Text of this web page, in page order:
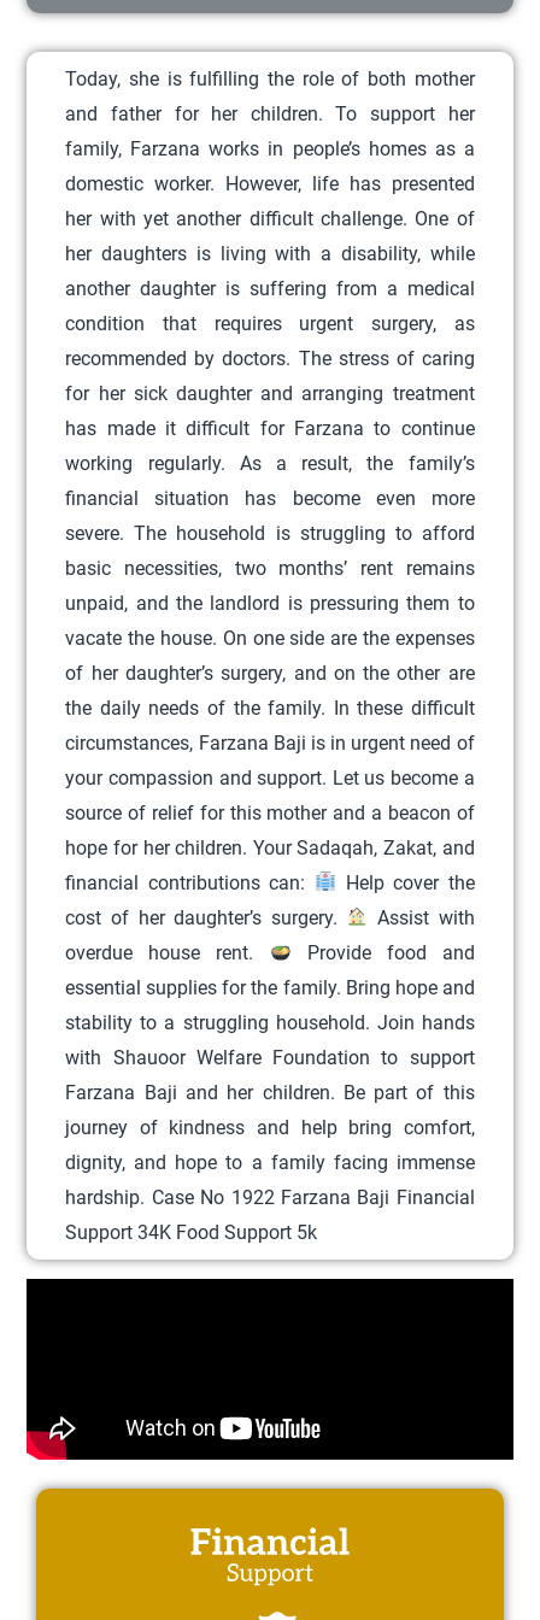
r
o
d
u
c
t
h
a
s
m
u
l
t
p
v
a
r
i
a
n
t
s
.
T
h
e
o
p
t
i
o
n
s
m
h
s
e
Today, she is fulfilling the role of both mother
and father for her children. To support her
family, Farzana works in people’s homes as a
domestic worker. However, life has presented
her with yet another difficult challenge. One of
her daughters is living with a disability, while
another daughter is suffering from a medical
condition that requires urgent surgery, as
recommended by doctors. The stress of caring
for her sick daughter and arranging treatment
has made it difficult for Farzana to continue
working regularly. As a result, the family’s
financial situation has become even more
severe. The household is struggling to afford
basic necessities, two months’ rent remains
unpaid, and the landlord is pressuring them to
vacate the house. On one side are the expenses
of her daughter’s surgery, and on the other are
the daily needs of the family. In these difficult
circumstances, Farzana Baji is in urgent need of
your compassion and support. Let us become a
source of relief for this mother and a beacon of
hope for her children. Your Sadaqah, Zakat, and
financial contributions can:
Help cover the
cost of her daughter’s surgery.
Assist with
overdue house rent.
Provide food and
essential supplies for the family. Bring hope and
stability to a struggling household. Join hands
with Shauoor Welfare Foundation to support
Farzana Baji and her children. Be part of this
journey of kindness and help bring comfort,
dignity, and hope to a family facing immense
hardship. Case No 1922 Farzana Baji Financial
Support 34K Food Support 5k